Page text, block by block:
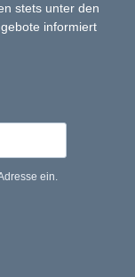
stets unter den
informiert
ein.